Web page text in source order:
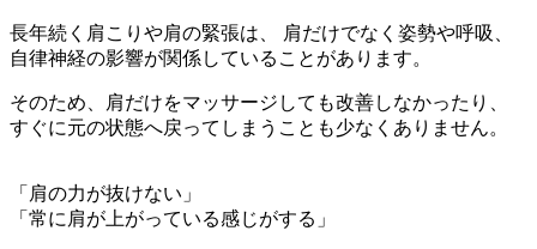
長年続く肩こりや肩の緊張は、 肩だけでなく姿勢や呼吸、
自律神経の影響が関係していることがあります。
そのため、肩だけをマッサージしても改善しなかったり、
すぐに元の状態へ戻ってしまうことも少なくありません。
「肩の力が抜けない」
「常に肩が上がっている感じがする」